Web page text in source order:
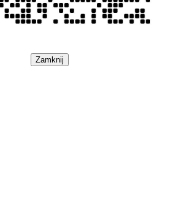
Zamknij